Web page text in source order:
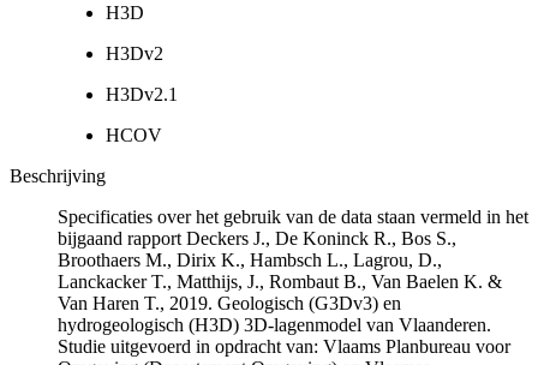
H3D
H3Dv2
H3Dv2.1
HCOV
Beschrijving
Specificaties over het gebruik van de data staan vermeld in het
bijgaand rapport Deckers J., De Koninck R., Bos S.,
Broothaers M., Dirix K., Hambsch L., Lagrou, D.,
Lanckacker T., Matthijs, J., Rombaut B., Van Baelen K. &
Van Haren T., 2019. Geologisch (G3Dv3) en
hydrogeologisch (H3D) 3D-lagenmodel van Vlaanderen.
Studie uitgevoerd in opdracht van: Vlaams Planbureau voor